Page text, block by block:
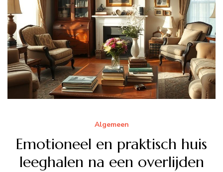
Algemeen
Emotioneel en praktisch huis
leeghalen na een overlijden